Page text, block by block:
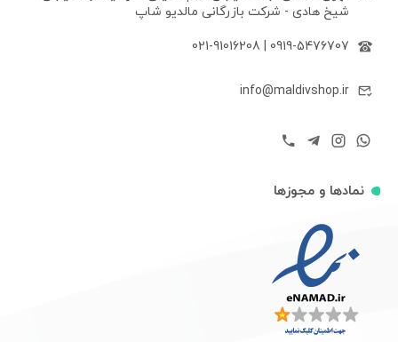
شیخ هادی - شرکت بازرگانی مالدیو شاپ
0919-5476707
021-91016208
info@maldivshop.ir
نمادها و مجوزها